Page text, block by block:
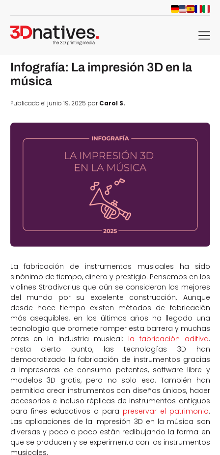
menu
Infografía: La impresión 3D en la
música
Publicado el junio 19, 2025 porCarol S.
La fabricación de instrumentos musicales ha sido
sinónimo de tiempo, dinero y prestigio. Pensemos en los
violines Stradivarius que aún se consideran los mejores
del mundo por su excelente construcción. Aunque
desde hace tiempo existen métodos de fabricación
más asequibles, en los últimos años ha llegado una
tecnología que promete romper esta barrera y muchas
otras en la industria musical: la fabricación aditiva.
Hasta cierto punto, las tecnologías 3D han
democratizado la fabricación de instrumentos gracias
a impresoras de consumo potentes, software libre y
modelos 3D gratis, pero no solo eso. También han
permitido crear instrumentos con diseños únicos, hacer
accesorios e incluso réplicas de instrumentos antiguos
para fines educativos o para preservar el patrimonio.
Las aplicaciones de la impresión 3D en la música son
diversas y poco a poco están redibujando la forma en
que se producen y se experimenta con los instrumentos
musicales.